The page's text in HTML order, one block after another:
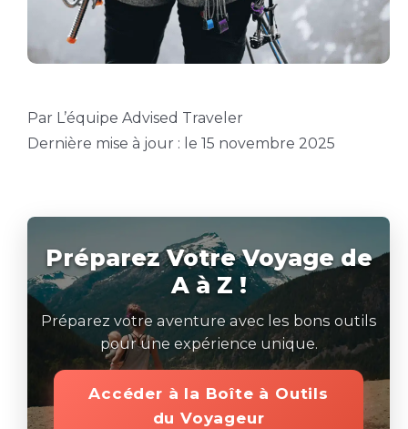
Par L’équipe Advised Traveler
Dernière mise à jour : le 15 novembre 2025
Préparez Votre Voyage de
A à Z !
Préparez votre aventure avec les bons outils
pour une expérience unique.
Accéder à la Boîte à Outils
du Voyageur